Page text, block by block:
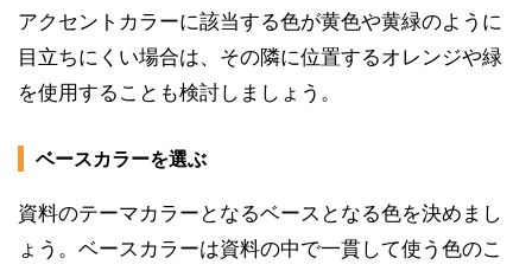
アクセントカラーに該当する色が黄色や黄緑のように
目立ちにくい場合は、その隣に位置するオレンジや緑
を使用することも検討しましょう。
ベースカラーを選ぶ
資料のテーマカラーとなるベースとなる色を決めまし
ょう。ベースカラーは資料の中で一貫して使う色のこ